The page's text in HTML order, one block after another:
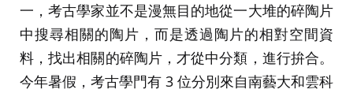
一，考古學家並不是漫無目的地從一大堆的碎陶片
中搜尋相關的陶片，而是透過陶片的相對空間資
料，找出相關的碎陶片，才從中分類，進行拚合。
今年暑假，考古學門有 3 位分別來自南藝大和雲科